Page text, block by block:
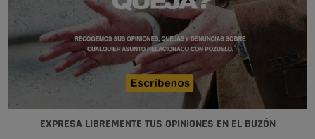
EXPRESA LIBREMENTE TUS OPINIONES EN EL BUZÓN